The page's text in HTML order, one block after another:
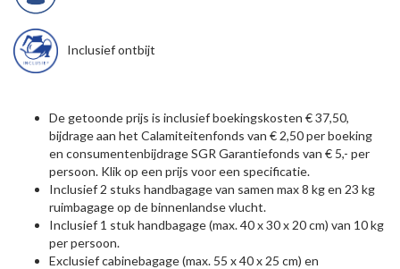
Inclusief ontbijt
De getoonde prijs is inclusief boekingskosten € 37,50,
bijdrage aan het Calamiteitenfonds van € 2,50 per boeking
en consumentenbijdrage SGR Garantiefonds van € 5,- per
persoon. Klik op een prijs voor een specificatie.
Inclusief 2 stuks handbagage van samen max 8 kg en 23 kg
ruimbagage op de binnenlandse vlucht.
Inclusief 1 stuk handbagage (max. 40 x 30 x 20 cm) van 10 kg
per persoon.
Exclusief cabinebagage (max. 55 x 40 x 25 cm) en